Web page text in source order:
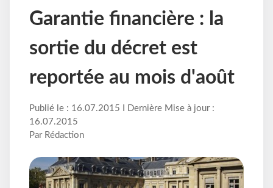
Garantie financière : la
sortie du décret est
reportée au mois d'août
Publié le : 16.07.2015 I Dernière Mise à jour :
16.07.2015
Par Rédaction